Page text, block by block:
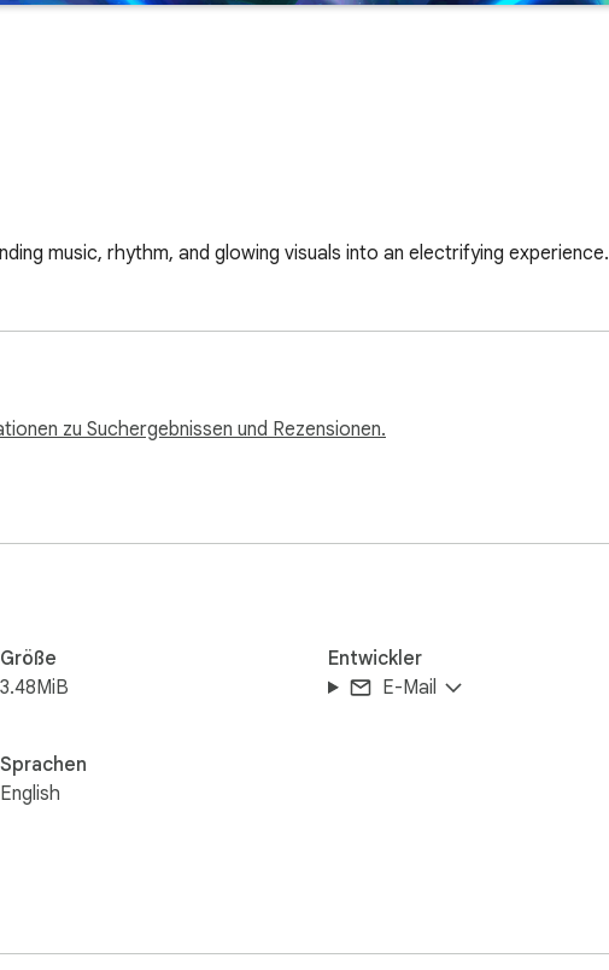
music, rhythm, and glowing visuals into an electrifying experience.
zu Suchergebnissen und Rezensionen.
Größe
3.48MiB
Sprachen
English
Entwickler
E-Mail